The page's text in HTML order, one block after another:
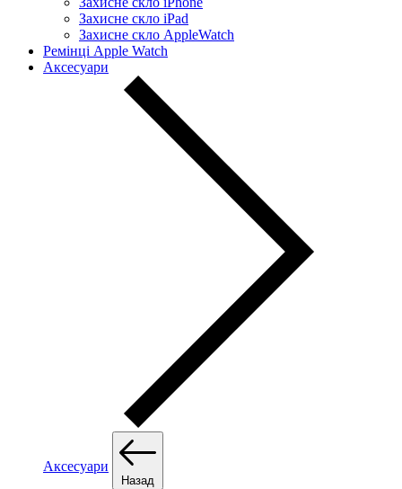
Захисне скло iPad
Захисне скло AppleWatch
Ремінці Apple Watch
Аксесуари
Аксесуари
Назад